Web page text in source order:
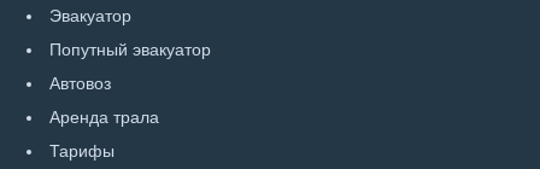
Эвакуатор
Попутный эвакуатор
Автовоз
Аренда трала
Тарифы